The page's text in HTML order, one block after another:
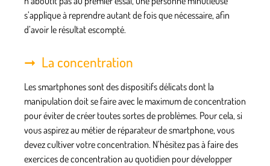
s’applique à reprendre autant de fois que nécessaire, afin
d’avoir le résultat escompté.
La concentration
Les smartphones sont des dispositifs délicats dont la
manipulation doit se faire avec le maximum de concentration
pour éviter de créer toutes sortes de problèmes. Pour cela, si
vous aspirez au métier de réparateur de smartphone, vous
devez cultiver votre concentration. N’hésitez pas à faire des
exercices de concentration au quotidien pour développer